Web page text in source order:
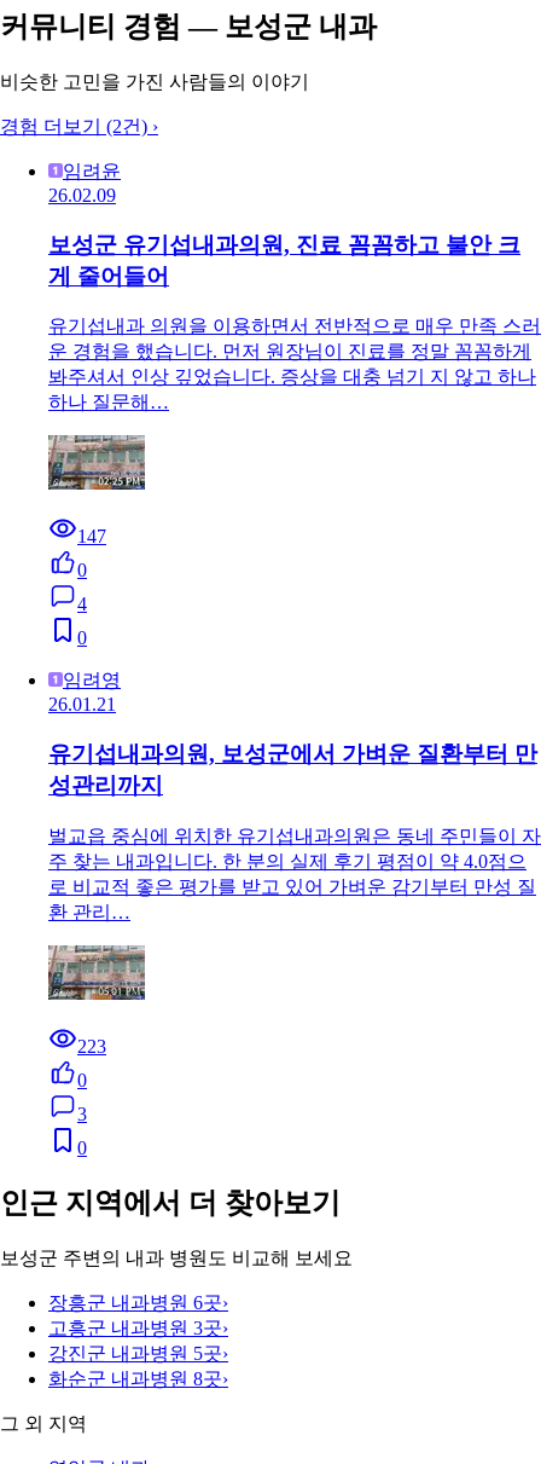
커뮤니티 경험 — 보성군 내과
비슷한 고민을 가진 사람들의 이야기
경험 더보기 (2건) ›
임려윤
26.02.09
보성군 유기섭내과의원, 진료 꼼꼼하고 불안 크
게 줄어들어
유기섭내과 의원을 이용하면서 전반적으로 매우 만족 스러
운 경험을 했습니다. 먼저 원장님이 진료를 정말 꼼꼼하게
봐주셔서 인상 깊었습니다. 증상을 대충 넘기 지 않고 하나
하나 질문해…
147
0
4
0
임려영
26.01.21
유기섭내과의원, 보성군에서 가벼운 질환부터 만
성관리까지
벌교읍 중심에 위치한 유기섭내과의원은 동네 주민들이 자
주 찾는 내과입니다. 한 분의 실제 후기 평점이 약 4.0점으
로 비교적 좋은 평가를 받고 있어 가벼운 감기부터 만성 질
환 관리…
223
0
3
0
인근 지역에서 더 찾아보기
보성군 주변의 내과 병원도 비교해 보세요
장흥군 내과병원 6곳›
고흥군 내과병원 3곳›
강진군 내과병원 5곳›
화순군 내과병원 8곳›
그 외 지역